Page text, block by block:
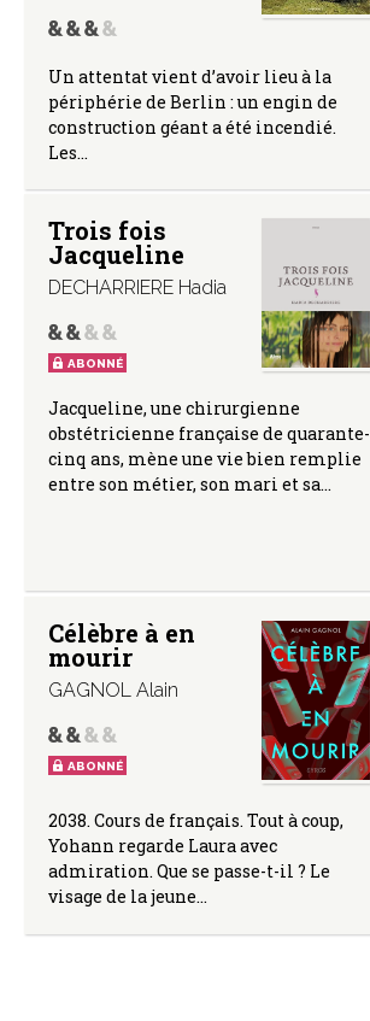
Un attentat vient d’avoir lieu à la
périphérie de Berlin : un engin de
construction géant a été incendié.
Les…
Trois fois
Jacqueline
DECHARRIERE Hadia
ABONNÉ
Jacqueline, une chirurgienne
obstétricienne française de quarante-
cinq ans, mène une vie bien remplie
entre son métier, son mari et sa…
Célèbre à en
mourir
GAGNOL Alain
ABONNÉ
2038. Cours de français. Tout à coup,
Yohann regarde Laura avec
admiration. Que se passe-t-il ? Le
visage de la jeune…